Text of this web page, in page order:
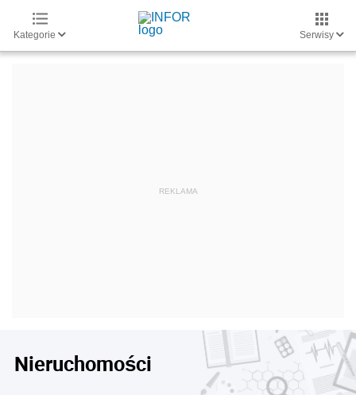
Kategorie Serwisy
Nieruchomości